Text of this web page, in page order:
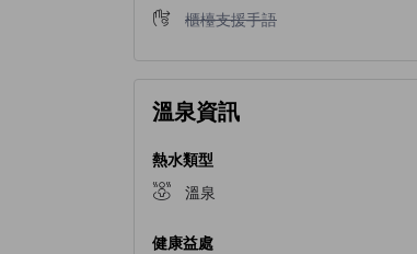
不提供櫃檯支援手語
櫃檯支援手語
溫泉資訊
熱水類型
溫泉
健康益處